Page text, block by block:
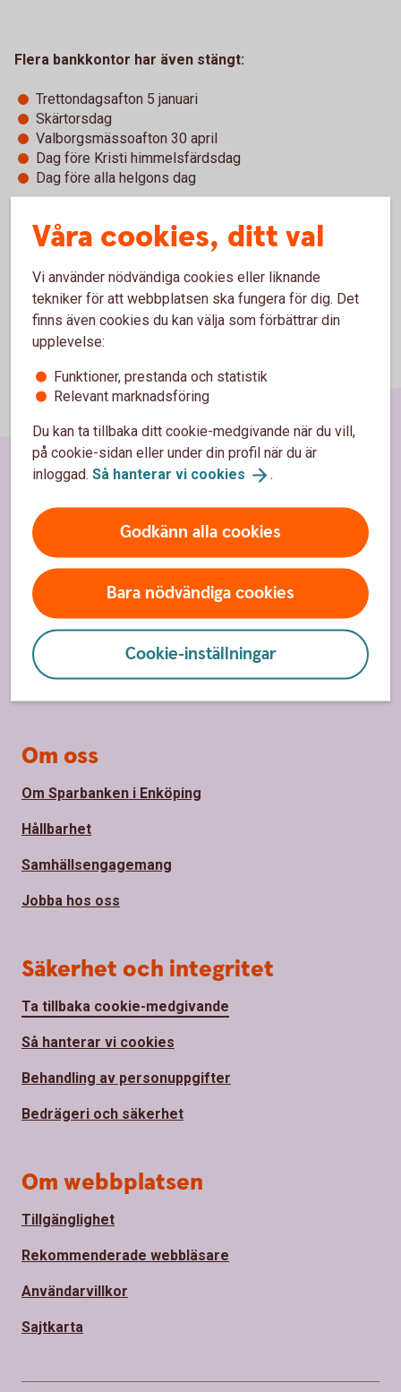
Flera bankkontor har även stängt:
Trettondagsafton 5 januari
Skärtorsdag
Valborgsmässoafton 30 april
Dag före Kristi himmelsfärdsdag
Dag före alla helgons dag
Våra cookies, ditt val
Vi använder nödvändiga cookies eller liknande
tekniker för att webbplatsen ska fungera för dig. Det
finns även cookies du kan välja som förbättrar din
upplevelse:
Funktioner, prestanda och statistik
Relevant marknadsföring
Du kan ta tillbaka ditt cookie-medgivande när du vill,
på cookie-sidan eller under din profil när du är
inloggad. Så hanterar vi cookies .
Godkänn alla cookies
Bara nödvändiga cookies
Cookie-inställningar
Sidfot
Hitta snabbt
Kundservice
Spärrhjälp 08-411 10 11
Hitta bankkontor
Bli kund
Om oss
Om Sparbanken i Enköping
Hållbarhet
Samhällsengagemang
Jobba hos oss
Säkerhet och integritet
Ta tillbaka cookie-medgivande
Så hanterar vi cookies
Behandling av personuppgifter
Bedrägeri och säkerhet
Om webbplatsen
Tillgänglighet
Rekommenderade webbläsare
Användarvillkor
Sajtkarta